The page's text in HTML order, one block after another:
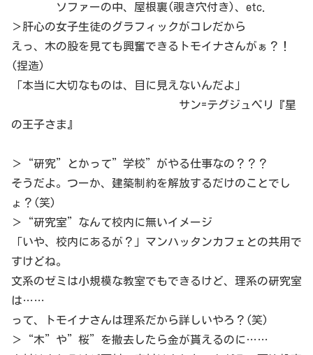
ソファーの中、屋根裏(覗き穴付き)、etc.
＞肝心の女子生徒のグラフィックがコレだから
えっ、木の股を見ても興奮できるトモイナさんがぁ？！
(捏造)
「本当に大切なものは、目に見えないんだよ」
サン=テグジュペリ『星
の王子さま』
＞“研究”とかって”学校”がやる仕事なの？？？
そうだよ。つーか、建築制約を解放するだけのことでし
ょ？(笑)
＞“研究室”なんて校内に無いイメージ
「いや、校内にあるが？」マンハッタンカフェとの共用で
すけどね。
文系のゼミは小規模な教室でもできるけど、理系の研究室
は……
って、トモイナさんは理系だから詳しいやろ？(笑)
＞“木”や”桜”を撤去したら金が貰えるのに……